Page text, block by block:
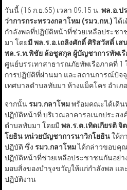
วันนี้ (16 ก.ย.65) เวลา 09.15 น. พล.อ.ป
ว่าการกระทรวงกลาโหม (รมว.กห.)ได้
กำลังพลที่ปฏิบัติหน้าที่ช่วยเหลือประช
มา โดยมี พล.ร.อ.เถลิงศักดิ์ ศิริสวัสดิ์ เส
พล.ร.ท.พิชัย ล้อชูสกุล ผู้บัญชาการทัพเ
ศูนย์บรรเทาสาธารณภัยทัพเรือภาคที่ 1
การปฏิบัติที่ผ่านมา และสถานการณ์ปัจ
เทศบาลตำบลทับมา ห้างแม็คโคร อำเภ
จากนั้นรมว.กลาโหมพร้อมคณะได้เดิน
ปฏิบัติหน้าที่ บริเวณอาคารอเนกประส
ตำบลทับมา โดยมี พล.ร.ต.เทิดเกียรติ
โยธิน หน่วยบัญชาการนาวิกโยธินให้ก
ปฏิบัติ ซึ่ง รมว.กลาโหมได้กล่าวขอบคุ
ปฏิบัติหน้าที่ช่วยเหลือประชาชนกันอย่า
มอบสิ่งของบำรุงขวัญให้แก่กำลังพล แ
ปฏิบัติงาน